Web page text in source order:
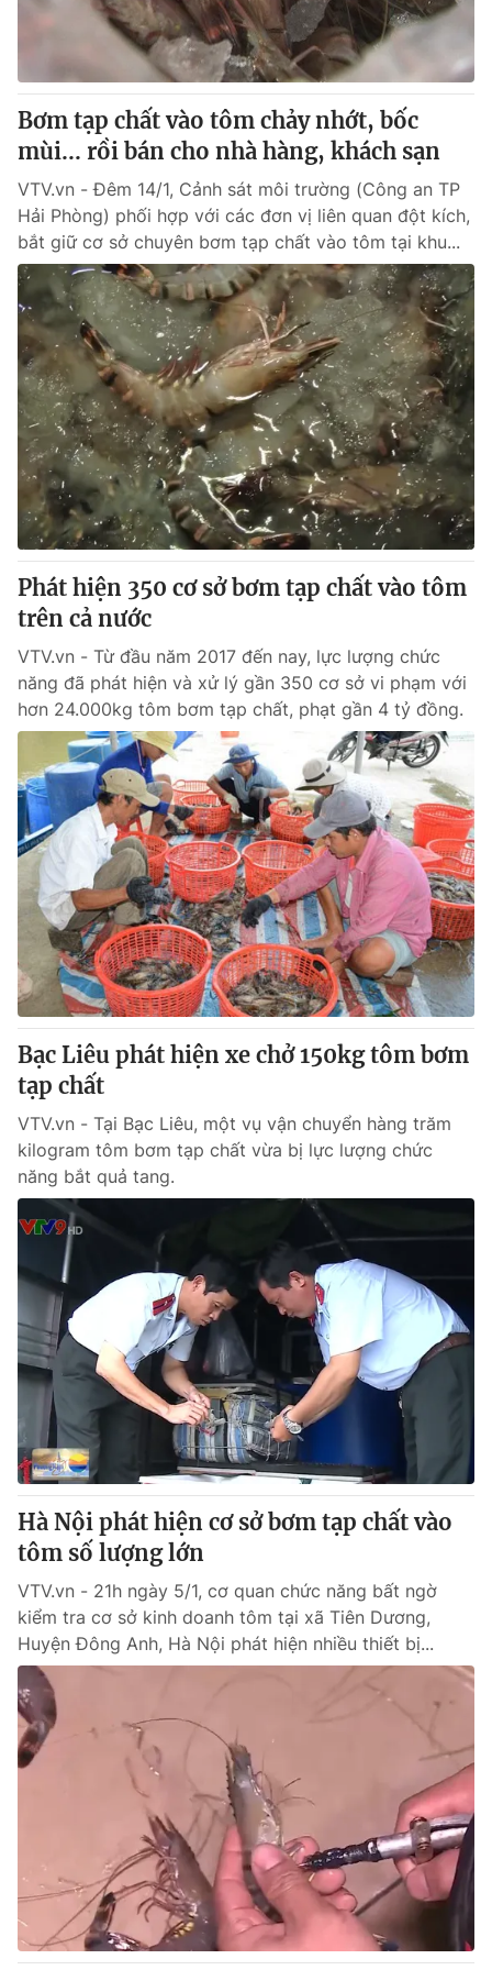
Sản phẩm
Tư vấn
Lịch phát sóng
Chuyên mục khác
Emagazine Podcast
Photo Infographic
Video Shorts video
VTV Money VTV Thể thao
VTV Sức khoẻ Bất động sản
Thị trường 24h Tấm lòng Việt
VTV4 Vươn mình bằng AI
VTV9
Liên hệ tòa soạn English
THỜI BÁO VTV
Theo dõi báo trên
Cơ quan chủ quản:Đài Truyền hình Việt Nam
Cơ quan báo chí:Thời báo VTV
Giấy phép hoạt động báo in và báo điện tử số 483/GP-BTTTT
cấp ngày 29/12/2023
Tổng Biên tập:Vũ Thanh Thủy
Phó Tổng Biên tập:
Tổng đài VTV:
024.38 355 931 - 024.38 355 932
Ðiện thoại Thời báo VTV:
Email:toasoan@vtv.vn
Liên hệ quảng cáo:
024-7300.7108
® Cấm sao chép dưới mọi hình thức nếu không có sự chấp
thuận bằng văn bản. Ghi rõ nguồn VTV.vn khi phát hành lại
thông tin từ website này.
Bơm tạp chất vào tôm chảy nhớt, bốc
mùi... rồi bán cho nhà hàng, khách sạn
VTV.vn - Đêm 14/1, Cảnh sát môi trường (Công an TP
Hải Phòng) phối hợp với các đơn vị liên quan đột kích,
bắt giữ cơ sở chuyên bơm tạp chất vào tôm tại khu...
Phát hiện 350 cơ sở bơm tạp chất vào tôm
trên cả nước
VTV.vn - Từ đầu năm 2017 đến nay, lực lượng chức
năng đã phát hiện và xử lý gần 350 cơ sở vi phạm với
hơn 24.000kg tôm bơm tạp chất, phạt gần 4 tỷ đồng.
Bạc Liêu phát hiện xe chở 150kg tôm bơm
tạp chất
VTV.vn - Tại Bạc Liêu, một vụ vận chuyển hàng trăm
kilogram tôm bơm tạp chất vừa bị lực lượng chức
năng bắt quả tang.
Hà Nội phát hiện cơ sở bơm tạp chất vào
tôm số lượng lớn
VTV.vn - 21h ngày 5/1, cơ quan chức năng bất ngờ
kiểm tra cơ sở kinh doanh tôm tại xã Tiên Dương,
Huyện Đông Anh, Hà Nội phát hiện nhiều thiết bị...